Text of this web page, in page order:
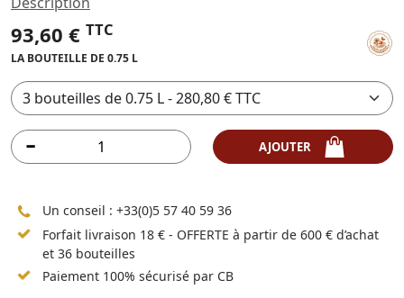
93,60 € TTC
LA BOUTEILLE DE 0.75 L
Un conseil : +33(0)5 57 40 59 36
Forfait livraison 18 € - OFFERTE à partir de 600 € d’achat
et 36 bouteilles
Paiement 100% sécurisé par CB